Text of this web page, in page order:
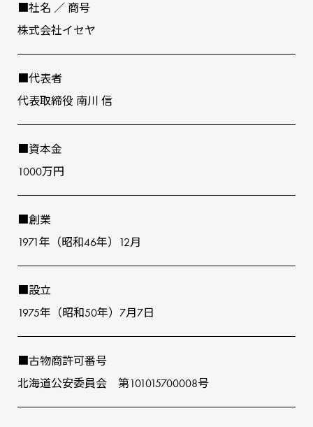
■社名 ∕ 商号
株式会社イセヤ
■代表者
代表取締役 南川 信
■資本⾦
1000万円
■創業
1971年（昭和46年）12⽉
■設⽴
1975年（昭和50年）7⽉7⽇
■古物商許可番号
北海道公安委員会 第101015700008号